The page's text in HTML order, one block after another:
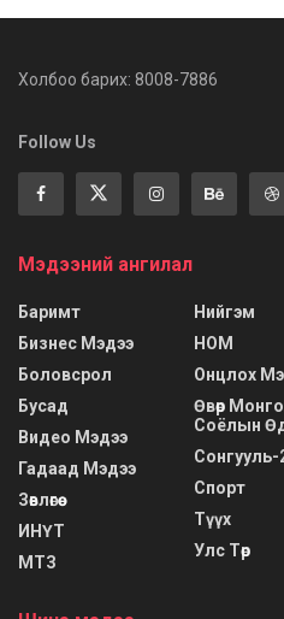
Холбоо барих: 8008-7886
Follow Us
Мэдээний ангилал
Баримт
Бизнес Мэдээ
Боловсрол
Бусад
Видео Мэдээ
Гадаад Мэдээ
Зөвлөгөө
ИНҮТ
МТЗ
Нийгэм
НОМ
Онцлох
Өвөр
Соёлын
Сонгууль-
Спорт
Түүх
Улс Төр